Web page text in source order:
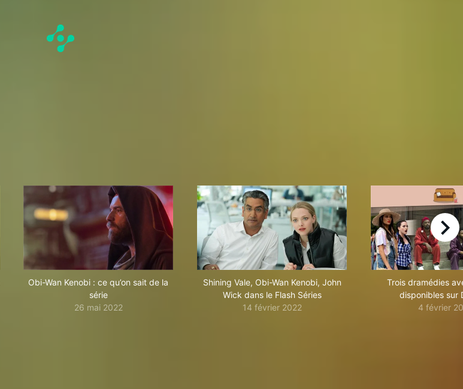
Obi-Wan Kenobi : ce qu’on sait de la
série
26 mai 2022
Shining Vale, Obi-Wan Kenobi, John
Wick dans le Flash Séries
14 février 2022
Trois dramédies
disponibles sur
4 février
right